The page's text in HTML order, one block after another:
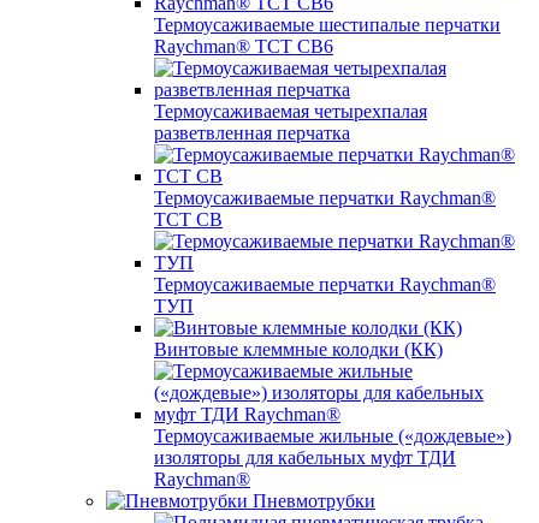
Термоусаживаемые шестипалые перчатки
Raychman® ТСТ СВ6
Термоусаживаемая четырехпалая
разветвленная перчатка
Термоусаживаемые перчатки Raychman®
TCT CB
Термоусаживаемые перчатки Raychman®
ТУП
Винтовые клеммные колодки (КК)
Термоусаживаемые жильные («дождевые»)
изоляторы для кабельных муфт ТДИ
Raychman®
Пневмотрубки